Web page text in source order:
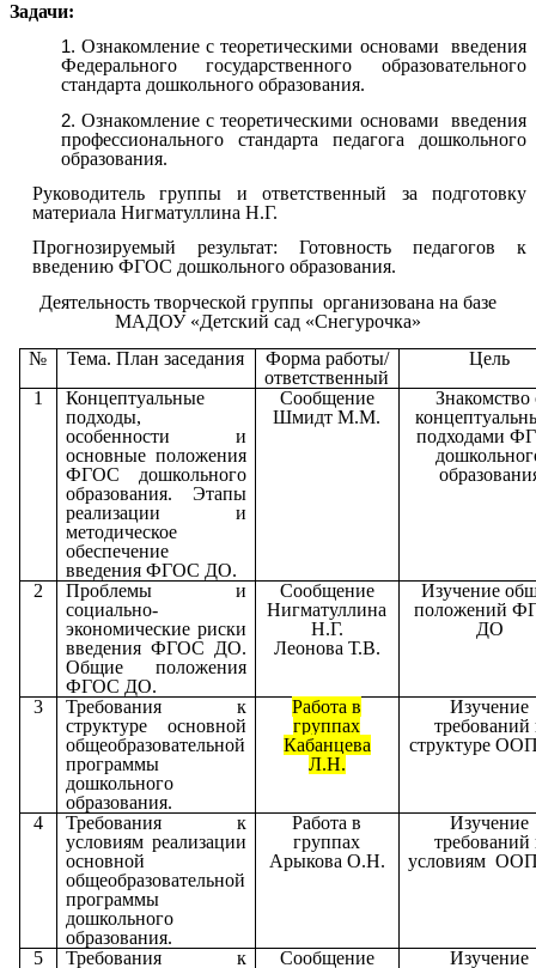
Задачи:
Ознакомление с теоретическими основами введения
Федерального государственного образовательного
стандарта дошкольного образования.
Ознакомление с теоретическими основами введения
профессионального стандарта педагога дошкольного
образования.
Руководитель группы и ответственный за подготовку
материала Нигматуллина Н.Г.
Прогнозируемый результат: Готовность педагогов к
введению ФГОС дошкольного образования.
Деятельность творческой группы организована на базе
МАДОУ «Детский сад «Снегурочка»
№
Тема. План заседания
Форма работы/
ответственный
Цель
1
Концептуальные
подходы,
особенности и
основные положения
ФГОС дошкольного
образования. Этапы
реализации и
методическое
обеспечение
введения ФГОС ДО.
Сообщение
Шмидт М.М.
Знакомство
подходами
2
Проблемы и
социально-
экономические риски
введения ФГОС ДО.
Общие положения
ФГОС ДО.
Сообщение
Нигматуллина
Н.Г.
Леонова Т.В.
Изучение
положений
ДО
3
Требования к
структуре основной
общеобразовательной
программы
дошкольного
образования.
Работа в
группах
Кабанцева
Л.Н.
Изучение
требований
структуре
4
Требования к
условиям реализации
основной
общеобразовательной
программы
дошкольного
образования.
Работа в
группах
Арыкова О.Н.
Изучение
требований
условиям
5
Требования к
Сообщение
Изучение